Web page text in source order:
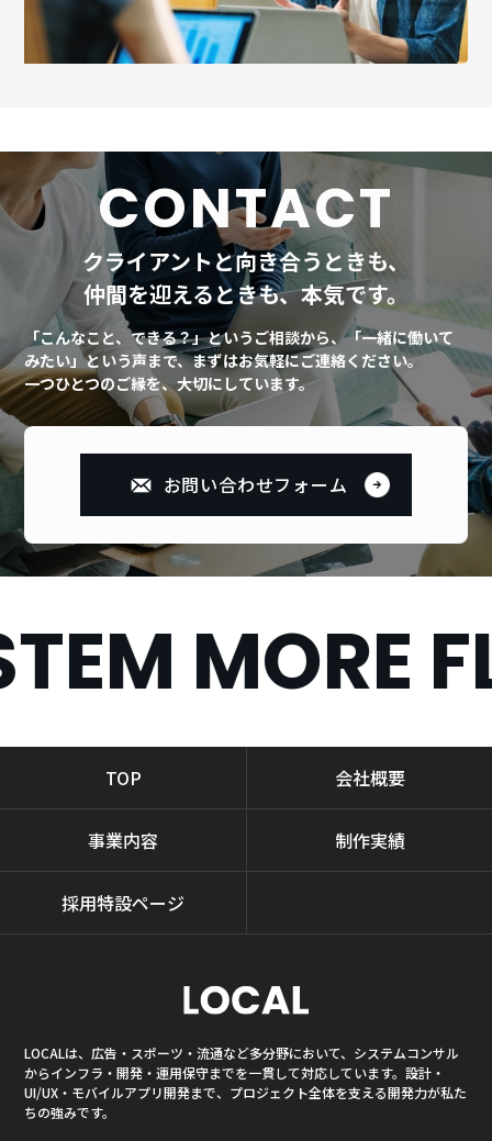
CONTACT
クライアントと向き合うときも、
仲間を迎えるときも、本気です。
「こんなこと、できる？」というご相談から、「一緒に働いて
みたい」という声まで、まずはお気軽にご連絡ください。
一つひとつのご縁を、大切にしています。
お問い合わせフォーム
MORE
TOP 会社概要
事業内容 制作実績
採用特設ページ
LOCALは、広告・スポーツ・流通など多分野において、システムコンサル
からインフラ・開発・運用保守までを一貫して対応しています。設計・
UI/UX・モバイルアプリ開発まで、プロジェクト全体を支える開発力が私た
ちの強みです。